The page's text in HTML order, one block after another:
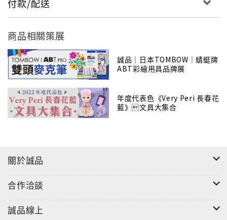
付款/配送
商品相關策展
誠品｜日本TOMBOW｜蜻蜓牌
ABT彩繪用具品牌展
年度代表色《Very Peri 長春花
藍》文具大集合
關於誠品
合作洽談
誠品線上